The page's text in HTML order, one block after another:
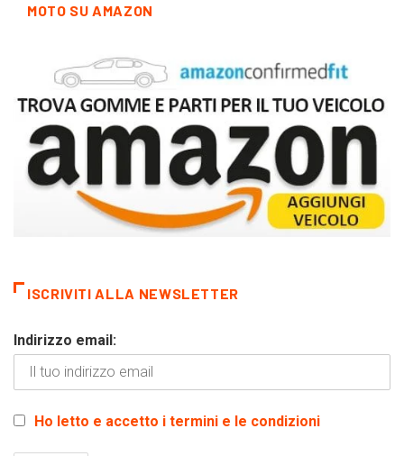
MOTO SU AMAZON
ISCRIVITI ALLA NEWSLETTER
Indirizzo email:
Ho letto e accetto i termini e le condizioni